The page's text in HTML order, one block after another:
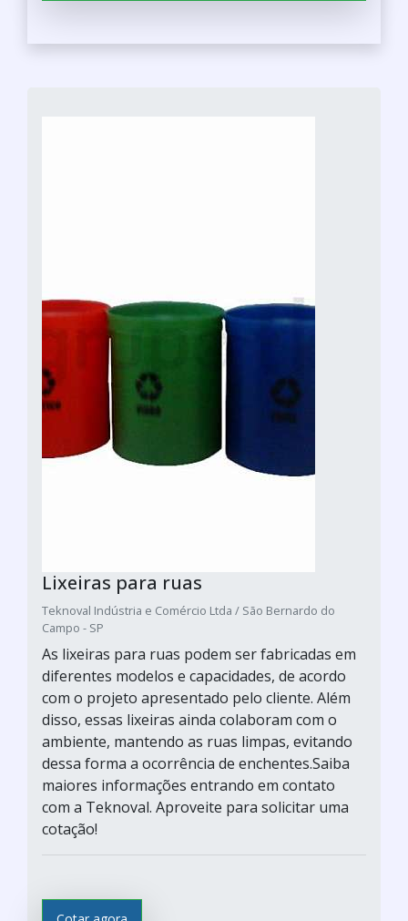
Lixeiras para ruas
Teknoval Indústria e Comércio Ltda / São Bernardo do
Campo - SP
As lixeiras para ruas podem ser fabricadas em
diferentes modelos e capacidades, de acordo
com o projeto apresentado pelo cliente. Além
disso, essas lixeiras ainda colaboram com o
ambiente, mantendo as ruas limpas, evitando
dessa forma a ocorrência de enchentes.Saiba
maiores informações entrando em contato
com a Teknoval. Aproveite para solicitar uma
cotação!